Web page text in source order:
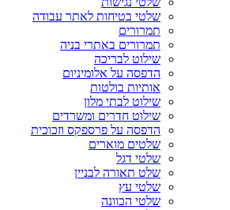
שלטי בטיחות לאתר עבודה
תמרורים
תמרורים באתרי בניה
שילוט לבריכה
הדפסה על אלומיניום
אותיות בולטות
שילוט לבתי מלון
שילוט חדרים ומשרדים
הדפסה על פרספקס וזכוכית
שלטים מוארים
שלטי דגל
שלט תאורה לבניין
שלטי עץ
שלטי הכוונה